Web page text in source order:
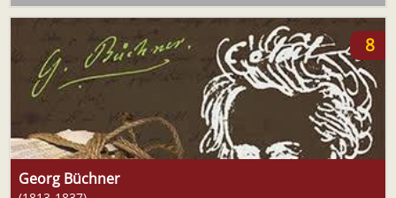
8
Georg Büchner